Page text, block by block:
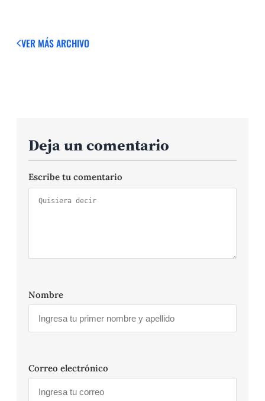
VER MÁSARCHIVO
Deja un comentario
Escribe tu comentario
Nombre
Correo electrónico